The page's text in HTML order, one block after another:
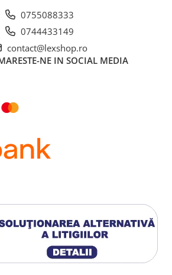
0755088333
0744433149
contact@lexshop.ro
NE IN SOCIAL MEDIA